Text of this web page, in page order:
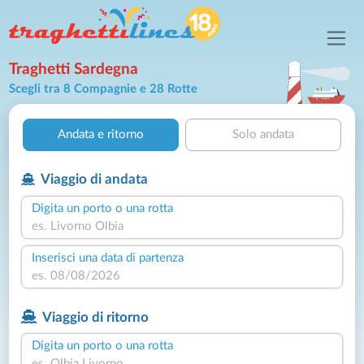
Traghetti Sardegna
Scegli tra 8 Compagnie e 28 Rotte
Andata e ritorno Solo andata
Viaggio di andata
Digita un porto o una rotta
Inserisci una data di partenza
Viaggio di ritorno
Digita un porto o una rotta